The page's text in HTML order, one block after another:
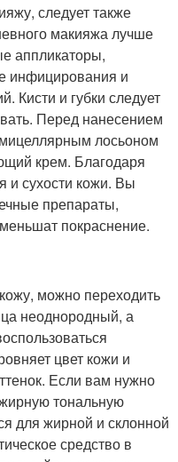
следует также
макияжа лучше
аппликаторы,
инфицирования и
Кисти и губки следует
Перед нанесением
лосьоном
крем. Благодаря
и сухости кожи. Вы
препараты,
покраснение.
можно переходить
неоднородный, а
цвет кожи и
Если вам нужно
тональную
для жирной и склонной
средство в